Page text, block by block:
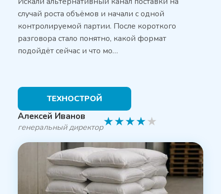
случай роста объёмов и начали с одной
контролируемой партии. После короткого
разговора стало понятно, какой формат
подойдёт сейчас и что мо…
ТЕХНОСТРОЙ
Алексей Иванов
генеральный директор★★★★★